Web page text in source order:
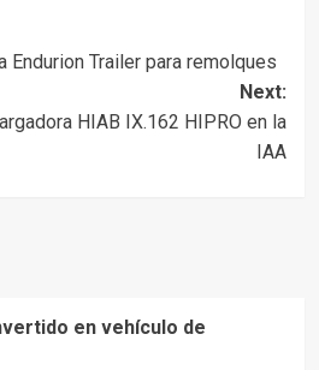
Endurion Trailer para remolques
Next:
HIAB IX.162 HIPRO en la
IAA
en vehículo de